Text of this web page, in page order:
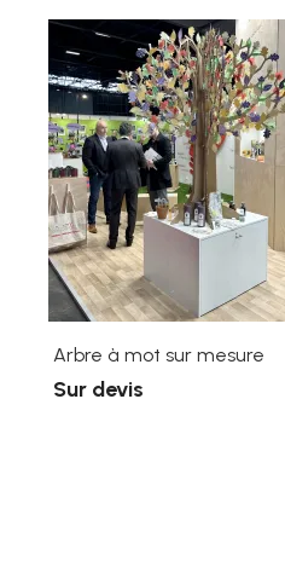
Arbre à mot sur mesure
Sur devis